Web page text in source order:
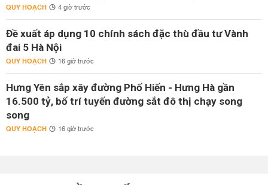
QUY HOẠCH 4 giờ trước
Đề xuất áp dụng 10 chính sách đặc thù đầu tư Vành
đai 5 Hà Nội
QUY HOẠCH 16 giờ trước
Hưng Yên sắp xây đường Phố Hiến - Hưng Hà gần
16.500 tỷ, bố trí tuyến đường sắt đô thị chạy song
song
QUY HOẠCH 16 giờ trước